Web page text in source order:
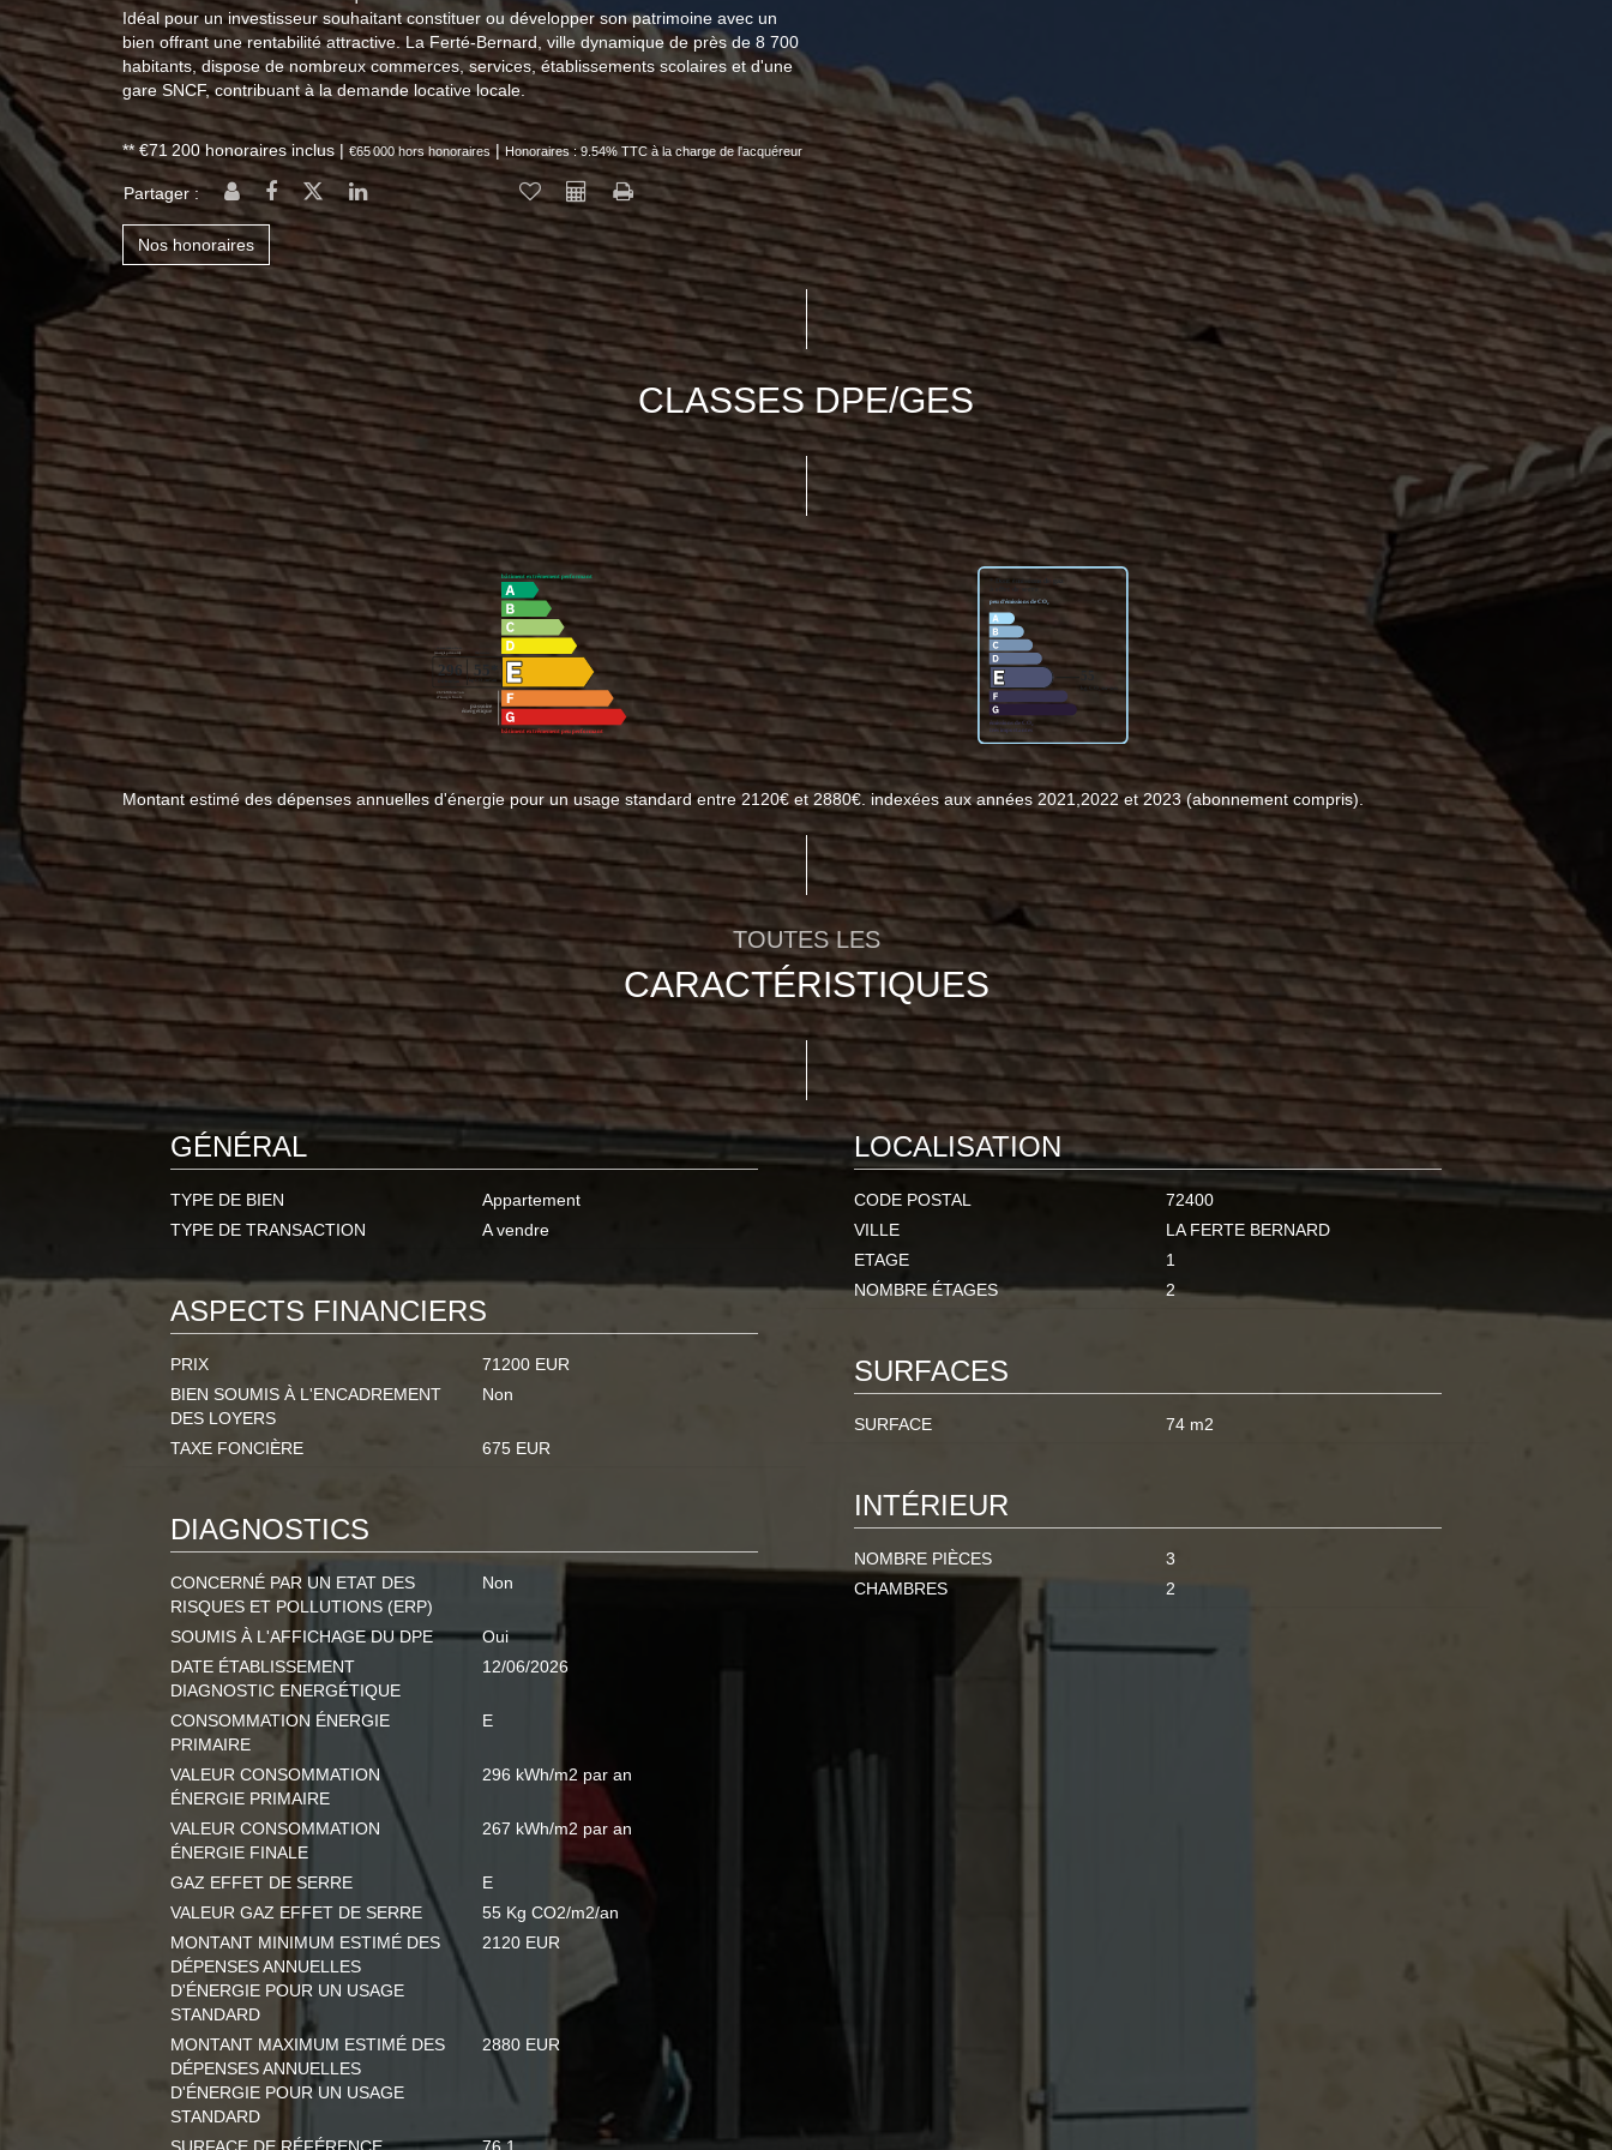
Idéal pour un investisseur souhaitant constituer ou développer son patrimoine avec un
bien offrant une rentabilité attractive. La Ferté-Bernard, ville dynamique de près de 8 700
habitants, dispose de nombreux commerces, services, établissements scolaires et d'une
gare SNCF, contribuant à la demande locative locale.
** €71 200 honoraires inclus | €65 000 hors honoraires|Honoraires : 9.54% TTC à la charge de l'acquéreur
Partager :
Nos honoraires
CLASSES DPE/GES
Montant estimé des dépenses annuelles d'énergie pour un usage standard entre 2120€ et 2880€. indexées aux années 2021,2022 et 2023 (abonnement compris).
TOUTES LES
CARACTÉRISTIQUES
GÉNÉRAL
TYPE DE BIEN
Appartement
TYPE DE TRANSACTION
A vendre
LOCALISATION
CODE POSTAL
72400
VILLE
LA FERTE BERNARD
ETAGE
1
NOMBRE ÉTAGES
2
ASPECTS FINANCIERS
PRIX
71200 EUR
BIEN SOUMIS À L'ENCADREMENT
DES LOYERS
Non
TAXE FONCIÈRE 675 EUR
SURFACES
SURFACE 74 m2
INTÉRIEUR
NOMBRE PIÈCES
3
CHAMBRES
2
DIAGNOSTICS
CONCERNÉ PAR UN ETAT DES
RISQUES ET POLLUTIONS (ERP)
Non
SOUMIS À L'AFFICHAGE DU DPE
Oui
DATE ÉTABLISSEMENT
DIAGNOSTIC ENERGÉTIQUE
12/06/2026
CONSOMMATION ÉNERGIE
PRIMAIRE
E
VALEUR CONSOMMATION
ÉNERGIE PRIMAIRE
296 kWh/m2 par an
VALEUR CONSOMMATION
ÉNERGIE FINALE
267 kWh/m2 par an
GAZ EFFET DE SERRE
E
VALEUR GAZ EFFET DE SERRE
55 Kg CO2/m2/an
MONTANT MINIMUM ESTIMÉ DES
DÉPENSES ANNUELLES
D'ÉNERGIE POUR UN USAGE
STANDARD
2120 EUR
MONTANT MAXIMUM ESTIMÉ DES
DÉPENSES ANNUELLES
D'ÉNERGIE POUR UN USAGE
STANDARD
2880 EUR